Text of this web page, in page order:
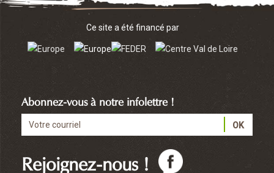
Rejoignez-nous !
Abonnez-vous à notre infolettre !
Ce site a été financé par